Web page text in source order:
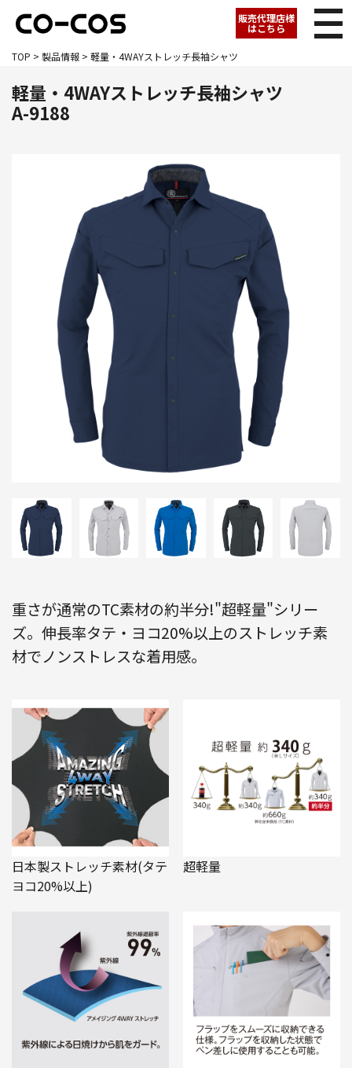
販売代理店様
はこちら
TOP > 製品情報 > 軽量・4WAYストレッチ長袖シャツ
軽量・4WAYストレッチ長袖シャツ
A-9188
重さが通常のTC素材の約半分!"超軽量"シリー
ズ。伸長率タテ・ヨコ20%以上のストレッチ素
材でノンストレスな着用感。
日本製ストレッチ素材(タテ
ヨコ20%以上)
超軽量